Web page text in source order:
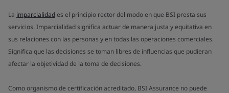
La imparcialidades el principio rector del modo en que BSI presta sus
servicios. Imparcialidad significa actuar de manera justa y equitativa en
sus relaciones con las personas y en todas las operaciones comerciales.
Significa que las decisiones se toman libres de influencias que pudieran
afectar la objetividad de la toma de decisiones.
Como organismo de certificación acreditado, BSI Assurance no puede